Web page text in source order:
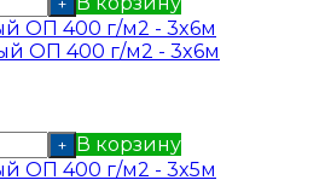
ОП 400 г/м2 - 3x6м
+ В корзину